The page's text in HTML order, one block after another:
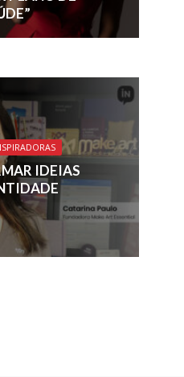
IDEIAS